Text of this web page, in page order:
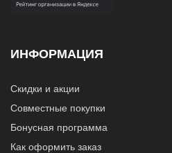
ИНФОРМАЦИЯ
Скидки и акции
Совместные покупки
Бонусная программа
Как оформить заказ